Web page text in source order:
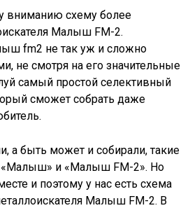
вниманию схему более
Малыш FM-2.
fm2 не так уж и сложно
не смотря на его значительные
самый простой селективный
сможет собрать даже
а быть может и собирали, такие
«Малыш» и «Малыш FM-2». Но
и поэтому у нас есть схема
Малыш FM-2. В